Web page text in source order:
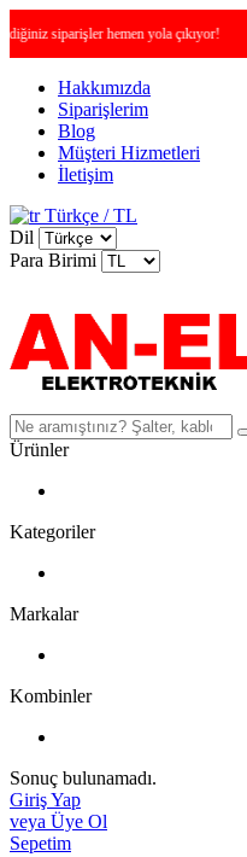
siparişler hemen yola çıkıyor! •
Hakkımızda
Siparişlerim
Blog
Müşteri Hizmetleri
İletişim
Türkçe / TL
Dil
Para Birimi
Ürünler
Kategoriler
Markalar
Kombinler
Sonuç bulunamadı.
Giriş Yap
veya Üye Ol
Sepetim